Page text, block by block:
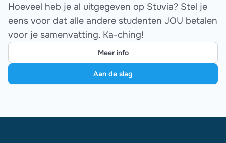
Hoeveel heb je al uitgegeven op Stuvia? Stel je
eens voor dat alle andere studenten JOU betalen
voor je samenvatting. Ka-ching!
Meer info
Aan de slag